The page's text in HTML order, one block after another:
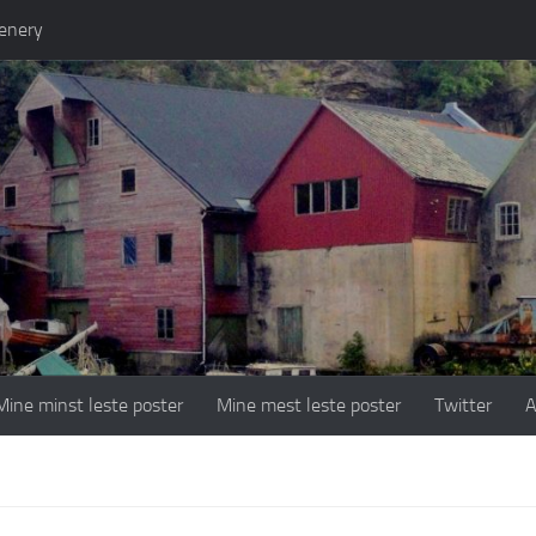
minst leste poster Mine mest leste poster Twitter